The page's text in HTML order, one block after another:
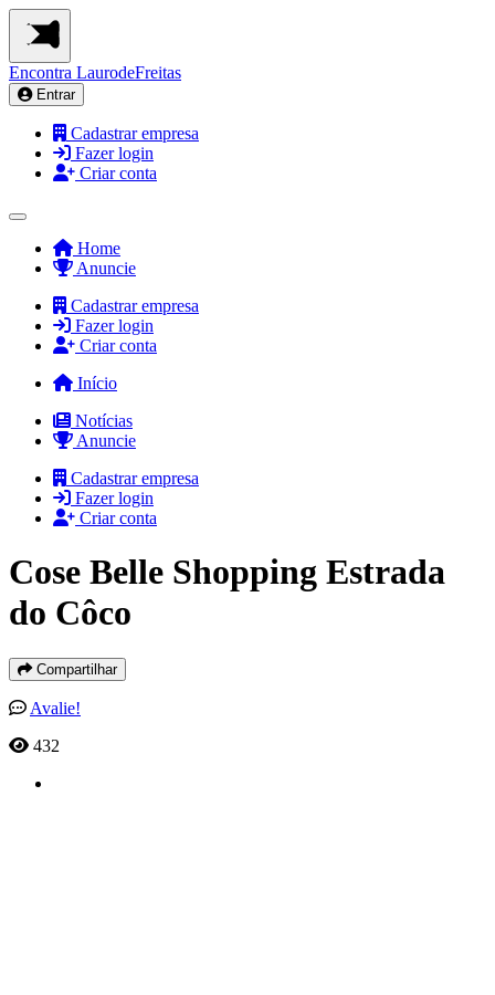
Encontra LaurodeFreitas
Entrar
Cadastrar empresa
Fazer login
Criar conta
Home
Anuncie
Cadastrar empresa
Fazer login
Criar conta
Início
Notícias
Anuncie
Cadastrar empresa
Fazer login
Criar conta
Cose Belle Shopping Estrada
do Côco
Compartilhar
Avalie!
432